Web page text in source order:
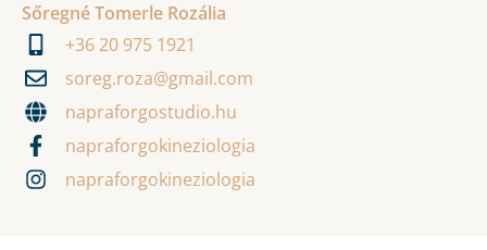
Sőregné Tomerle Rozália
+36 20 975 1921
soreg.roza@gmail.com
napraforgostudio.hu
napraforgokineziologia
napraforgokineziologia